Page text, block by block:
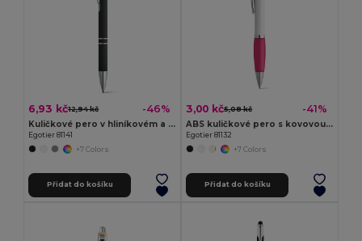
6,93 kč12,94 kč -46%
Kuličkové pero v hliníkovém a gumovém provedení
Egotier 81141
+7 Colors
Přidat do košíku
3,00 kč5,08 kč -41%
ABS kuličkové pero s kovovou sponou
Egotier 81132
+7 Colors
Přidat do košíku